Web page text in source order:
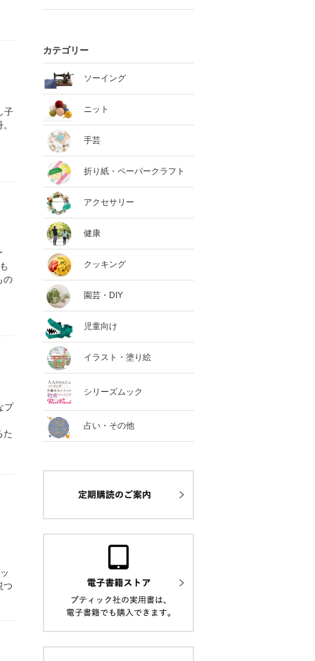
子
の
プ
た
つ
カテゴリー
ソーイング
ニット
手芸
折り紙・ペーパークラフト
アクセサリー
健康
クッキング
園芸・DIY
児童向け
イラスト・塗り絵
シリーズムック
占い・その他